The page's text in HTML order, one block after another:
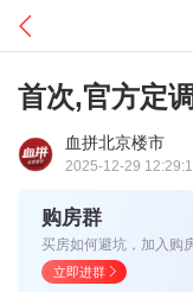
首次,官方定调
血拼北京楼市
2025-12-29
购房群
买房如何避坑，加入购
立即进群